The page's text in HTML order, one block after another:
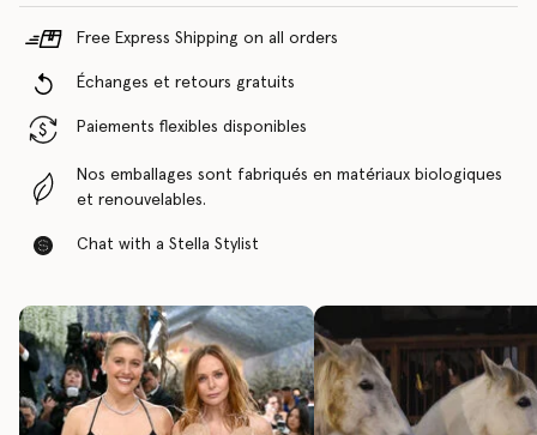
Free Express Shipping on all orders
Échanges et retours gratuits
Paiements flexibles disponibles
Nos emballages sont fabriqués en matériaux biologiques
et renouvelables.
Chat with a Stella Stylist